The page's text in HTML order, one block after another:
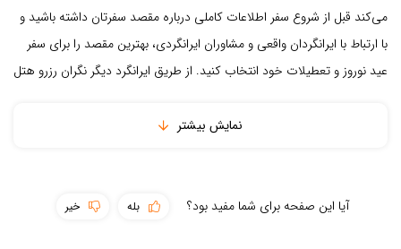
حمل و نقل عمومی
سطح امکانات
تمیزی مقصد
می‌کند قبل از شروع سفر اطلاعات کاملی درباره مقصد سفرتان داشته باشید و
با ارتباط با ایرانگردان واقعی و مشاوران ایرانگردی، بهترین مقصد را برای سفر
عید نوروز و تعطیلات خود انتخاب کنید. از طریق ایرانگرد دیگر نگران رزرو هتل
نمایش بیشتر
آیا این صفحه برای شما مفید بود؟ بله خیر